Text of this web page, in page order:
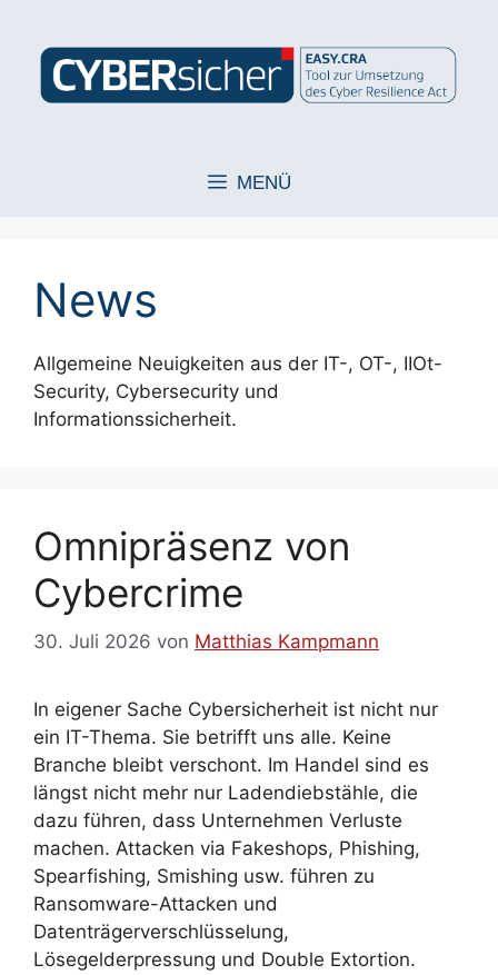
springen
MENÜ
News
Allgemeine Neuigkeiten aus der IT-, OT-, IIOt-
Security, Cybersecurity und
Informationssicherheit.
Omnipräsenz von
Cybercrime
30. Juli 2026 von Matthias Kampmann
In eigener Sache Cybersicherheit ist nicht nur
ein IT-Thema. Sie betrifft uns alle. Keine
Branche bleibt verschont. Im Handel sind es
längst nicht mehr nur Ladendiebstähle, die
dazu führen, dass Unternehmen Verluste
machen. Attacken via Fakeshops, Phishing,
Spearfishing, Smishing usw. führen zu
Ransomware-Attacken und
Datenträgerverschlüsselung,
Lösegelderpressung und Double Extortion.